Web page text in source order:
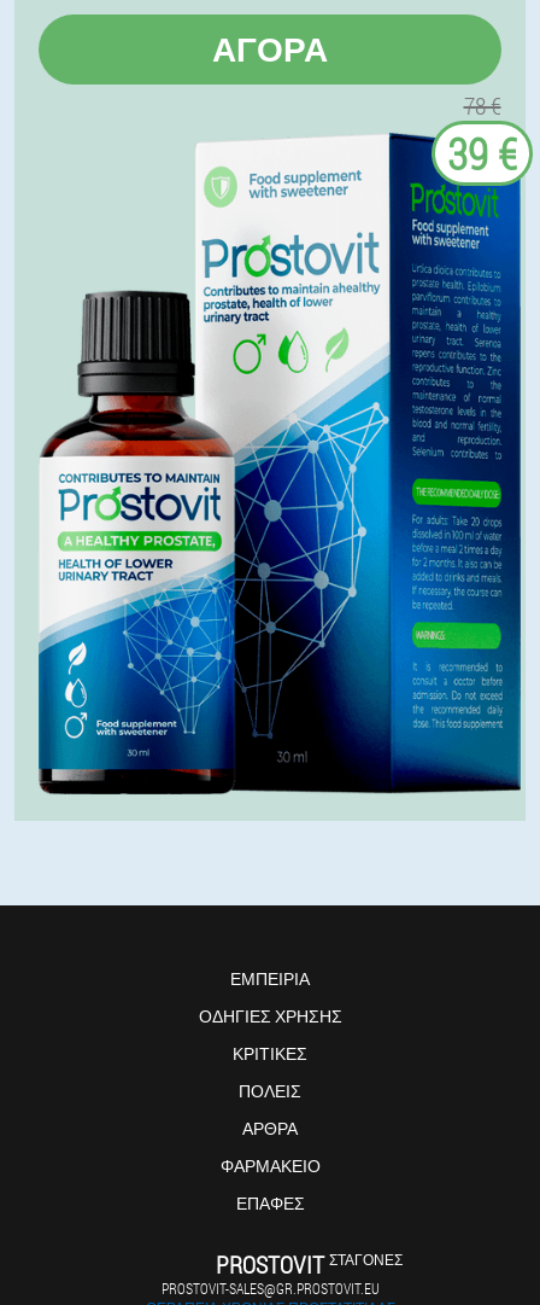
ΑΓΟΡΆ
78 €
39 €
ΕΜΠΕΙΡΊΑ
ΟΔΗΓΊΕΣ ΧΡΉΣΗΣ
ΚΡΙΤΙΚΈΣ
ΠΌΛΕΙΣ
ΆΡΘΡΑ
ΦΑΡΜΑΚΕΊΟ
ΕΠΑΦΈΣ
PROSTOVIT ΣΤΑΓΌΝΕΣ
PROSTOVIT-SALES@GR.PROSTOVIT.EU